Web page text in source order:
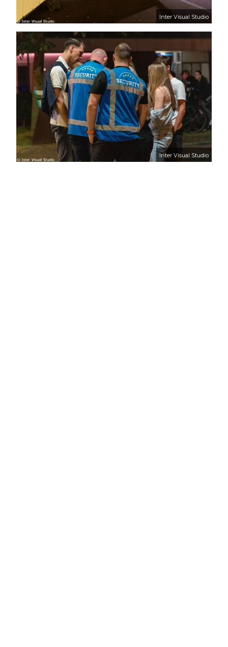
Inter Visual Studio
Inter Visual Studio